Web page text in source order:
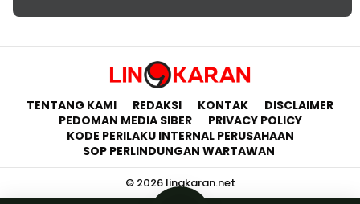
TENTANG KAMI REDAKSI KONTAK
DISCLAIMER
PEDOMAN MEDIA SIBER
PRIVACY POLICY
KODE PERILAKU INTERNAL PERUSAHAAN
SOP PERLINDUNGAN WARTAWAN
© 2026 lingkaran.net